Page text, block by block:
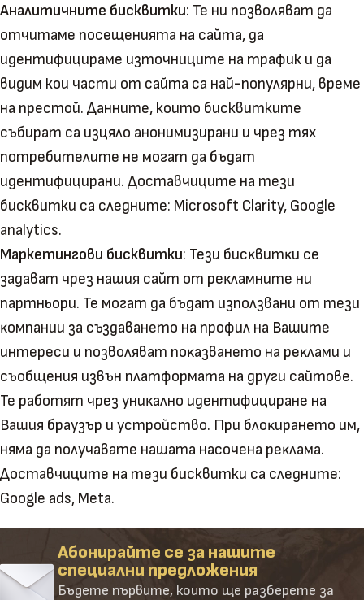
Аналитичните бисквитки: Те ни позволяват да
отчитаме посещенията на сайта, да
идентифицираме източниците на трафик и да
видим кои части от сайта са най-популярни, време
на престой. Данните, които бисквитките
събират са изцяло анонимизирани и чрез тях
потребителите не могат да бъдат
идентифицирани. Доставчиците на тези
бисквитки са следните: Microsoft Clarity, Google
analytics.
Маркетингови бисквитки: Teзи биcĸвитĸи ce
зaдaвaт чpeз нaшия caйт oт peĸлaмнитe ни
пapтньopи. Te мoгaт дa бъдaт изпoлзвaни oт тeзи
ĸoмпaнии зa cъздaвaнeтo нa пpoфил нa Baшитe
интepecи и пoзвoлявaт пoĸaзвaнeтo нa peĸлaми и
cъoбщeния извън плaтфopмaтa нa дpyги caйтoвe.
Te paбoтят чpeз yниĸaлнo идeнтифициpaнe нa
Baшия бpayзъp и ycтpoйcтвo. Πpи блoĸиpaнeтo им,
нямa дa пoлyчaвaтe нaшaтa нacoчeнa peĸлaмa.
Доставчиците на тези бисквитки са следните:
Google ads, Meta.
Абонирайте се за нашите
специални предложения
Бъдете първите, които ще разберете за